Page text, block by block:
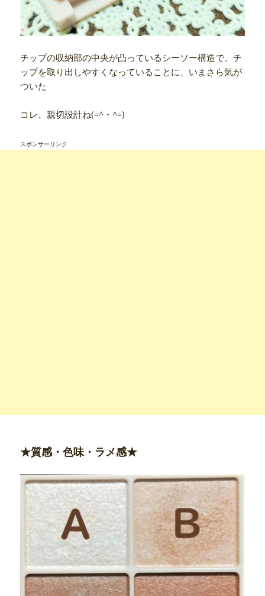
チップの収納部の中央が凸っているシーソー構造で、チ
ップを取り出しやすくなっていることに、いまさら気が
ついた
コレ、親切設計ね(=^・^=)
スポンサーリンク
★質感・色味・ラメ感★